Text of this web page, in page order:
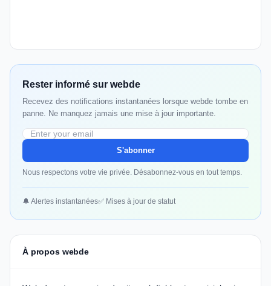
Rester informé sur webde
Recevez des notifications instantanées lorsque webde tombe en
panne. Ne manquez jamais une mise à jour importante.
S'abonner
Nous respectons votre vie privée. Désabonnez-vous en tout temps.
🔔 Alertes instantanées✅ Mises à jour de statut
À propos webde